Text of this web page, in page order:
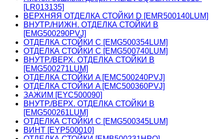
[LR013135]
ВЕРХНЯЯ ОТДЕЛКА СТОЙКИ D [EMR500140LUM]
ВНУТР./НИЖН. ОТДЕЛКА СТОЙКИ B
[EMG500290PVJ]
ОТДЕЛКА СТОЙКИ C [EMG500354LUM]
ОТДЕЛКА СТОЙКИ C [EMG500740LUM]
ВНУТР./ВЕРХ. ОТДЕЛКА СТОЙКИ B
[EMG500271LUM]
ОТДЕЛКА СТОЙКИ A [EMC500240PVJ]
ОТДЕЛКА СТОЙКИ A [EMC500360PVJ]
ЗАЖИМ [EYC500090]
ВНУТР./ВЕРХ. ОТДЕЛКА СТОЙКИ B
[EMG500261LUM]
ОТДЕЛКА СТОЙКИ C [EMG500345LUM]
ВИНТ [EYP500010]